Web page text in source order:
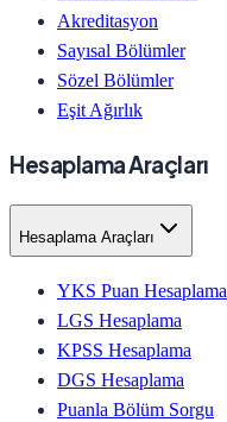
Akreditasyon
Sayısal Bölümler
Sözel Bölümler
Eşit Ağırlık
Hesaplama Araçları
Hesaplama Araçları
YKS Puan Hesaplama
LGS Hesaplama
KPSS Hesaplama
DGS Hesaplama
Puanla Bölüm Sorgu